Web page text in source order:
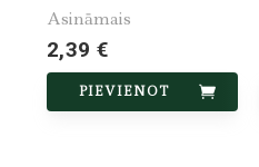
Asināmais
2,39 €
PIEVIENOT